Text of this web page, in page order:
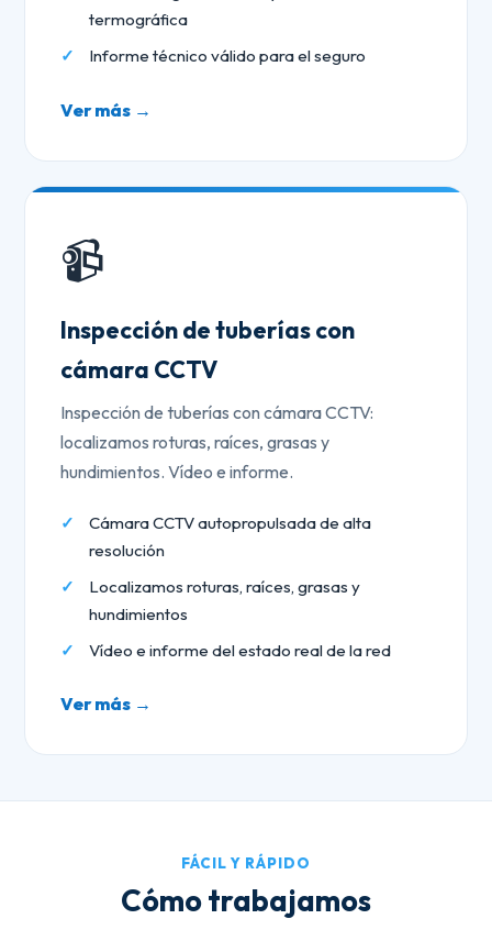
termográfica
Informe técnico válido para el seguro
Ver más →
📹
Inspección de tuberías con
cámara CCTV
Inspección de tuberías con cámara CCTV:
localizamos roturas, raíces, grasas y
hundimientos. Vídeo e informe.
Cámara CCTV autopropulsada de alta
resolución
Localizamos roturas, raíces, grasas y
hundimientos
Vídeo e informe del estado real de la red
Ver más →
FÁCIL Y RÁPIDO
Cómo trabajamos